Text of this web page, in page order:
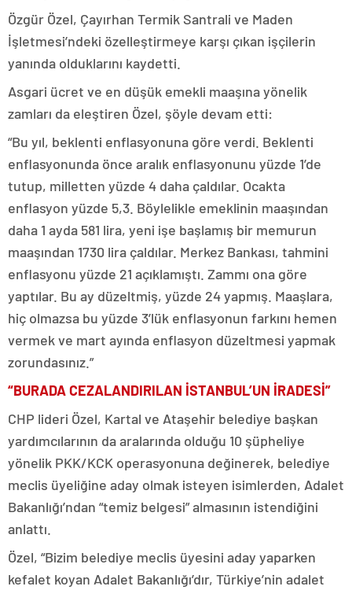
Özgür Özel, Çayırhan Termik Santrali ve Maden
İşletmesi’ndeki özelleştirmeye karşı çıkan işçilerin
yanında olduklarını kaydetti.
Asgari ücret ve en düşük emekli maaşına yönelik
zamları da eleştiren Özel, şöyle devam etti:
“Bu yıl, beklenti enflasyonuna göre verdi. Beklenti
enflasyonunda önce aralık enflasyonunu yüzde 1’de
tutup, milletten yüzde 4 daha çaldılar. Ocakta
enflasyon yüzde 5,3. Böylelikle emeklinin maaşından
daha 1 ayda 581 lira, yeni işe başlamış bir memurun
maaşından 1730 lira çaldılar. Merkez Bankası, tahmini
enflasyonu yüzde 21 açıklamıştı. Zammı ona göre
yaptılar. Bu ay düzeltmiş, yüzde 24 yapmış. Maaşlara,
hiç olmazsa bu yüzde 3’lük enflasyonun farkını hemen
vermek ve mart ayında enflasyon düzeltmesi yapmak
zorundasınız.”
“BURADA CEZALANDIRILAN İSTANBUL’UN İRADESİ”
CHP lideri Özel, Kartal ve Ataşehir belediye başkan
yardımcılarının da aralarında olduğu 10 şüpheliye
yönelik PKK/KCK operasyonuna değinerek, belediye
meclis üyeliğine aday olmak isteyen isimlerden, Adalet
Bakanlığı’ndan “temiz belgesi” almasının istendiğini
anlattı.
Özel, “Bizim belediye meclis üyesini aday yaparken
kefalet koyan Adalet Bakanlığı’dır, Türkiye’nin adalet